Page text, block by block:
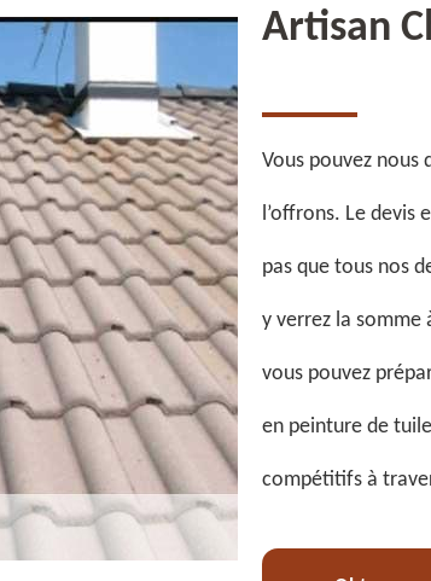
Artisan
Vous pouvez
l’offrons. Le devis
pas que tous nos
y verrez la somme
vous pouvez
en peinture de
compétitifs à